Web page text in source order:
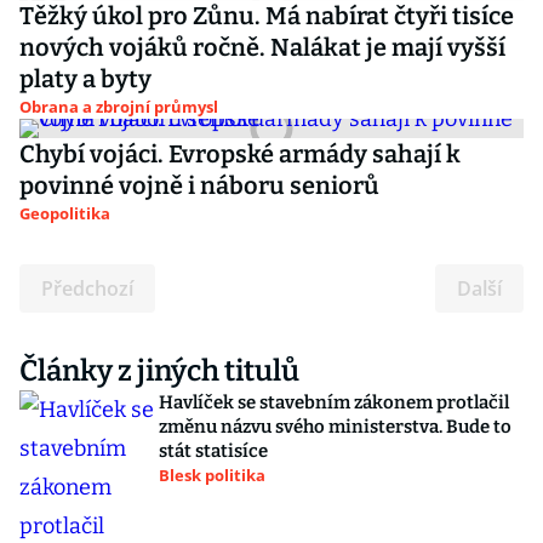
Těžký úkol pro Zůnu. Má nabírat čtyři tisíce
nových vojáků ročně. Nalákat je mají vyšší
platy a byty
Obrana a zbrojní průmysl
Chybí vojáci. Evropské armády sahají k
povinné vojně i náboru seniorů
Geopolitika
Předchozí Další
Články z jiných titulů
Havlíček se stavebním zákonem protlačil
změnu názvu svého ministerstva. Bude to
stát statisíce
Blesk politika